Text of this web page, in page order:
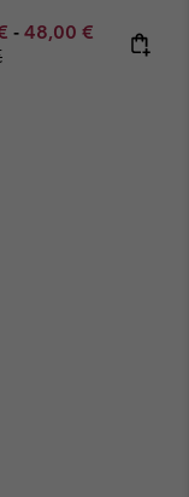
sale price:
- Maximum sale
48,00 € Regular